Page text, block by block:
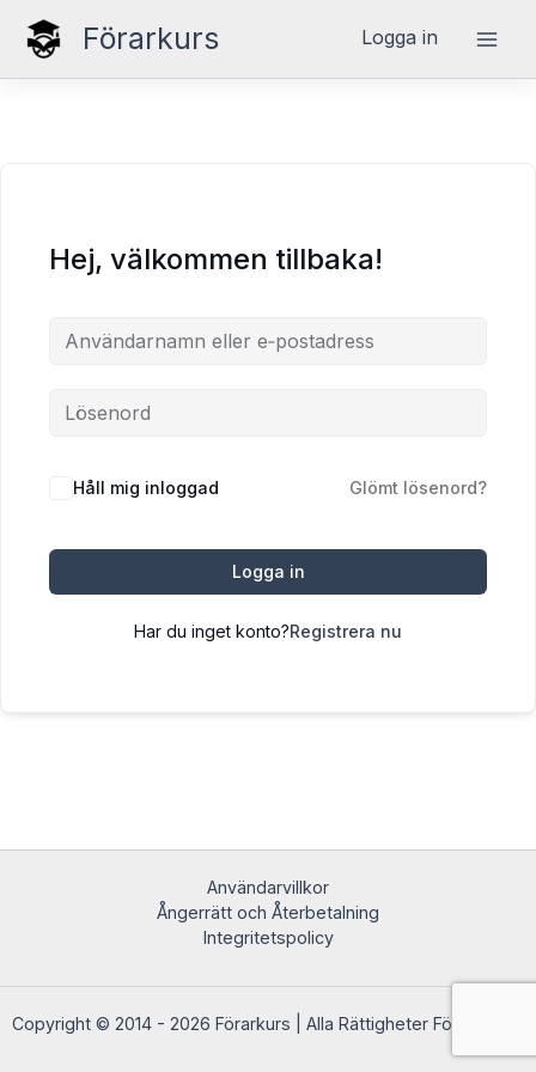
Hoppa
Förarkurs Logga in
Hej, välkommen tillbaka!
Håll mig inloggad Glömt lösenord?
Logga in
Har du inget konto?Registrera nu
Användarvillkor
Ångerrätt och Återbetalning
Integritetspolicy
Copyright © 2014 - 2026 Förarkurs | Alla Rättigheter Förbehållna